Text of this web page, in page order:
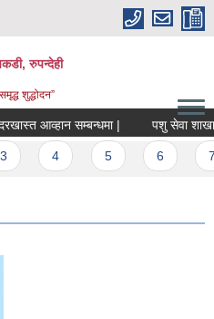
रुपन्देही
शुद्धोदन”
आव्हान सम्बन्धमा | पशु सेवा शाखा